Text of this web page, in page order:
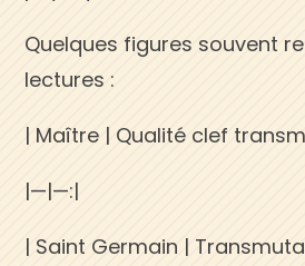
Quelques figures souvent
lectures :
| Maître | Qualité clef
|—|—:|
| Saint Germain |